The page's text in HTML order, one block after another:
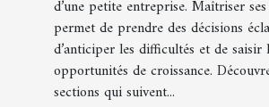
d’une petite entreprise. Maîtriser
permet de prendre des décisions
d’anticiper les difficultés et de saisir
opportunités de croissance.
sections qui suivent...